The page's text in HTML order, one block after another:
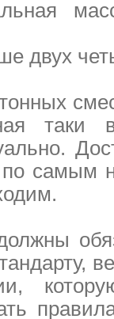
двух
таки
по самым